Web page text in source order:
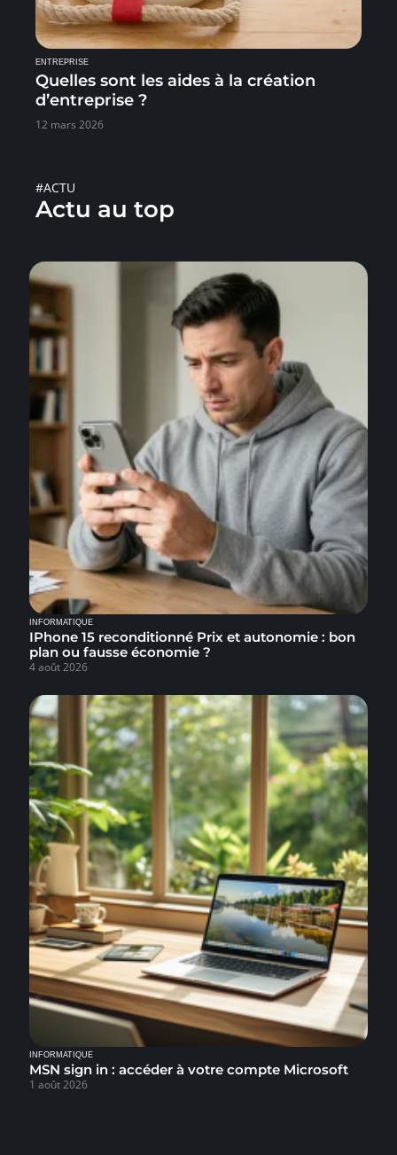
ENTREPRISE
Quelles sont les aides à la création
d’entreprise ?
12 mars 2026
#ACTU
Actu au top
INFORMATIQUE
IPhone 15 reconditionné Prix et autonomie : bon
plan ou fausse économie ?
4 août 2026
INFORMATIQUE
MSN sign in : accéder à votre compte Microsoft
1 août 2026